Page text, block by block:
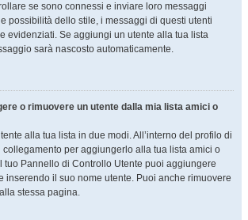
se sono connessi e inviare loro messaggi
possibilità dello stile, i messaggi di questi utenti
evidenziati. Se aggiungi un utente alla tua lista
sarà nascosto automaticamente.
o rimuovere un utente dalla mia lista amici o
alla tua lista in due modi. All’interno del profilo di
collegamento per aggiungerlo alla tua lista amici o
tuo Pannello di Controllo Utente puoi aggiungere
inserendo il suo nome utente. Puoi anche rimuovere
stessa pagina.